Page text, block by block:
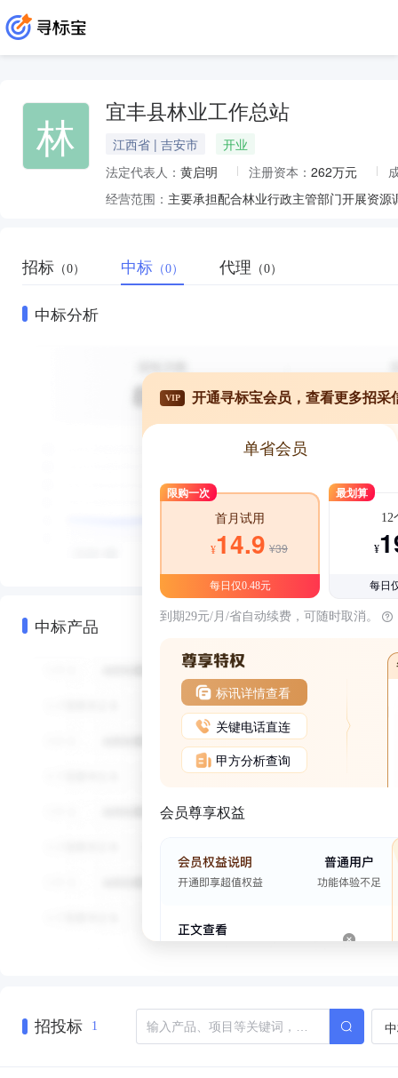
林 宜丰县林业工作总站
江西省 | 吉安市
开业
法定代表人： 黄启明 注册资本： 262万元
经营范围：
招标 （0） 中标 （0） 代理 （0）
中标分析
中标产品
VIP 开通寻标宝会员，查看更多招采
单省会员
限购一次
首月试用
¥14.9 ¥39
每日仅0.48元
最划算
12
¥
每日
到期29元/月/省自动续费，可随时取消。
标讯详情查看
关键电话直连
甲方分析查询
会员尊享权益
招投标 1